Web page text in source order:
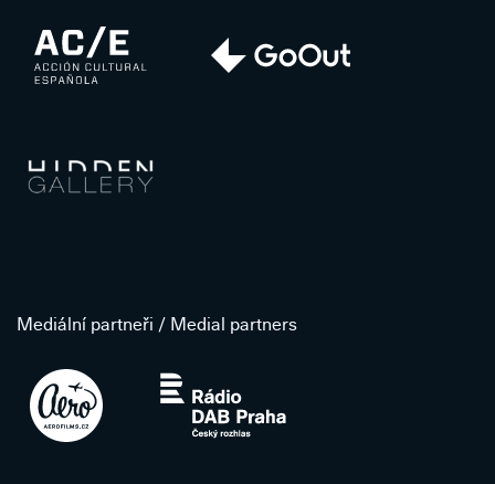
Mediální partneři / Medial partners